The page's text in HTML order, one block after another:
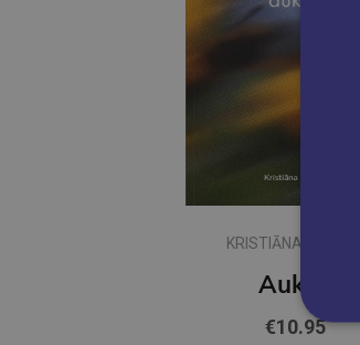
KRISTIĀNA ŠUKSTA
Aukas
€10.95